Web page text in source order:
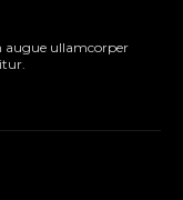
augue ullamcorper